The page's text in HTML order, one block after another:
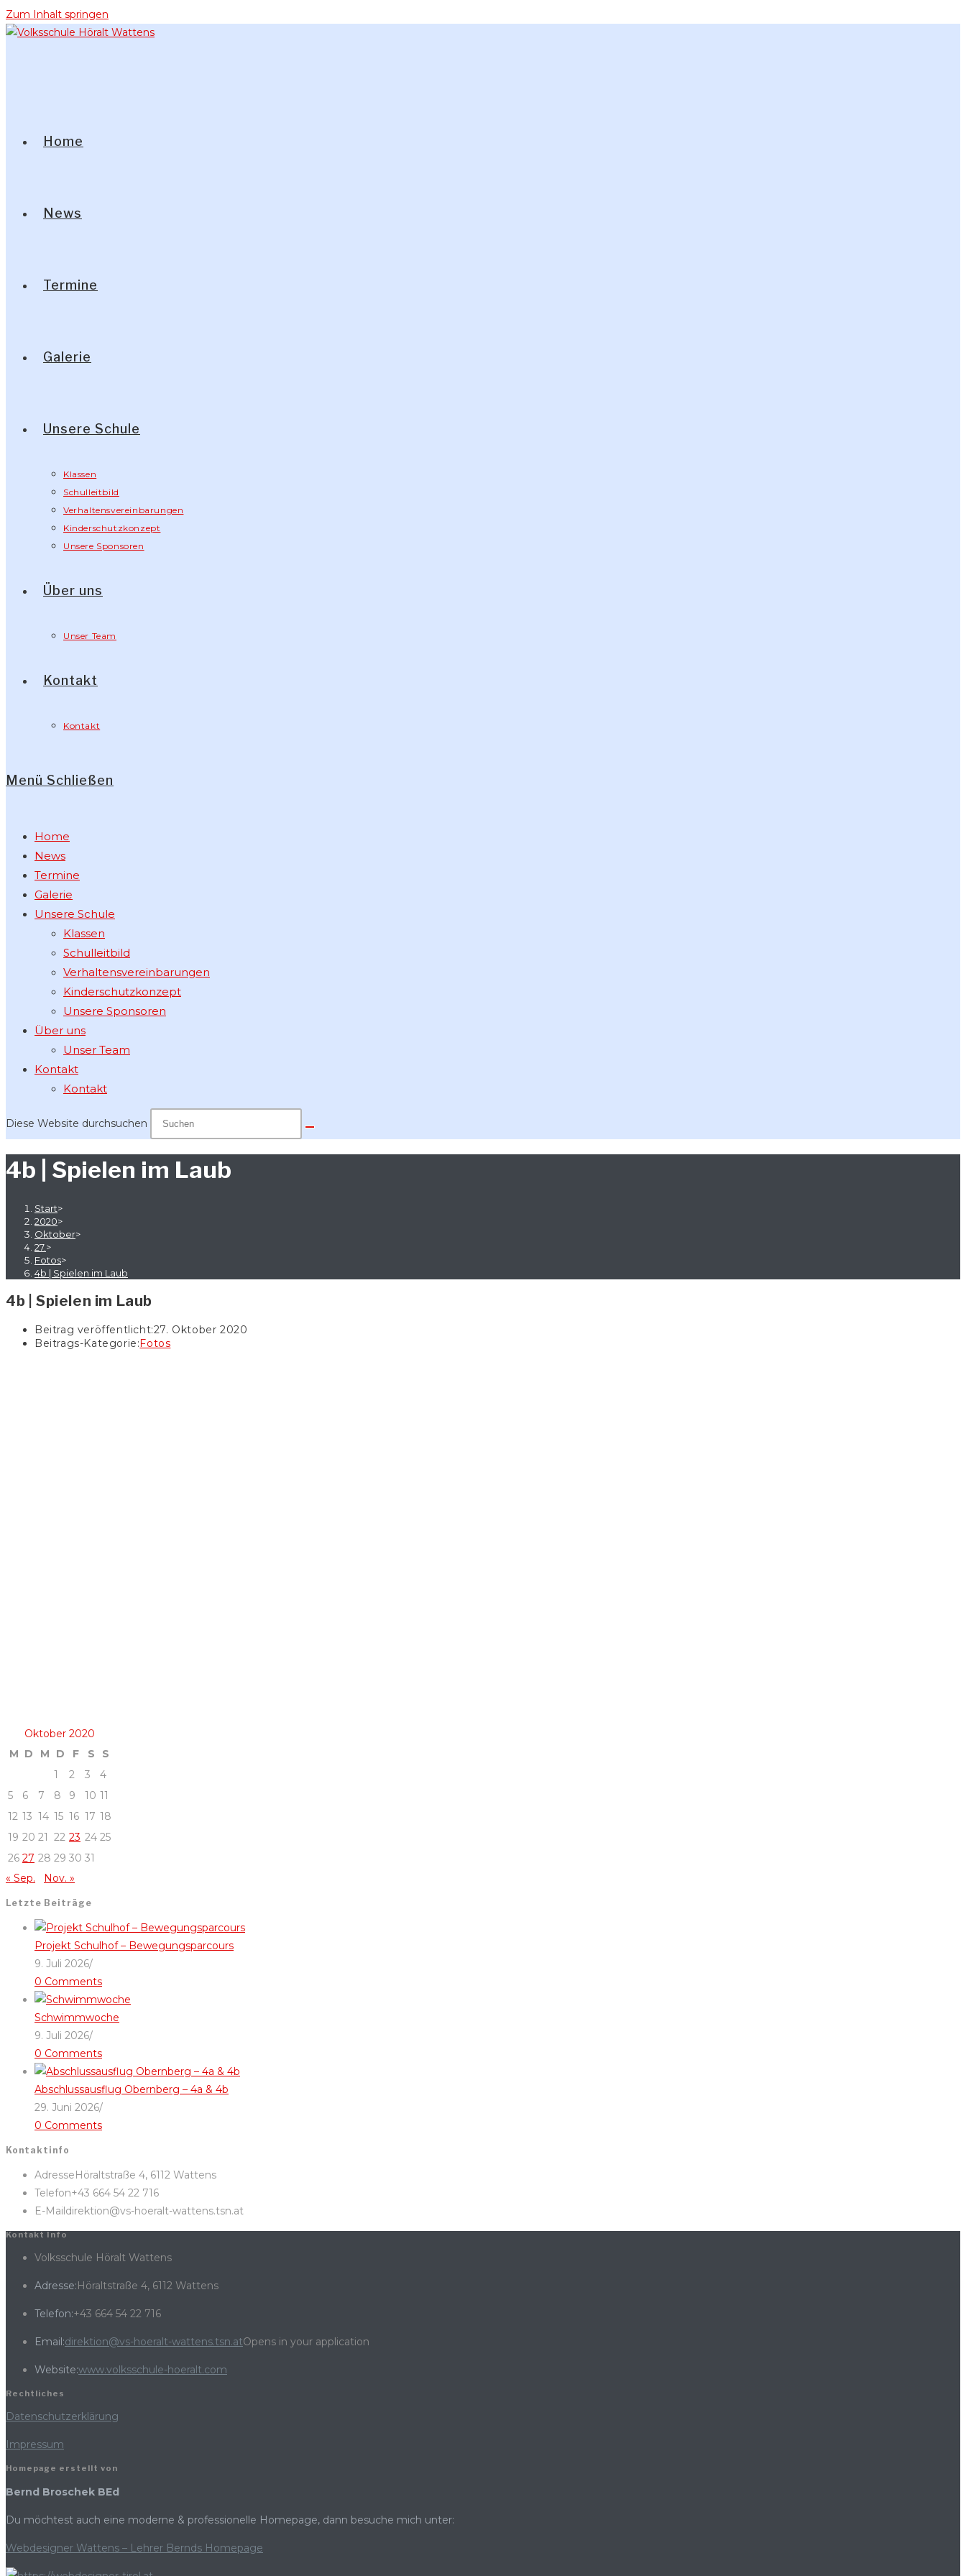
Zum Inhalt springen
Home
News
Termine
Galerie
Unsere Schule
Klassen
Schulleitbild
Verhaltensvereinbarungen
Kinderschutzkonzept
Unsere Sponsoren
Über uns
Unser Team
Kontakt
Kontakt
Menü Schließen
Home
News
Termine
Galerie
Unsere Schule
Klassen
Schulleitbild
Verhaltensvereinbarungen
Kinderschutzkonzept
Unsere Sponsoren
Über uns
Unser Team
Kontakt
Kontakt
Diese Website durchsuchen
4b | Spielen im Laub
Start>
2020>
Oktober>
27.>
Fotos>
4b | Spielen im Laub
4b | Spielen im Laub
Beitrag veröffentlicht:27. Oktober 2020
Beitrags-Kategorie:Fotos
Oktober 2020
M D M D F S
S
1
2 3
4
5
6 7 8 9 10 11
12 13 14 15 16 17 18
19 20 21 22 23 24 25
26 27 28 29 30 31
« Sep.
Nov. »
Letzte Beiträge
Projekt Schulhof – Bewegungsparcours
9. Juli 2026/
0 Comments
Schwimmwoche
9. Juli 2026/
0 Comments
Abschlussausflug Obernberg – 4a & 4b
29. Juni 2026/
0 Comments
Kontaktinfo
AdresseHöraltstraße 4, 6112 Wattens
Telefon+43 664 54 22 716
E-Maildirektion@vs-hoeralt-wattens.tsn.at
Kontakt Info
Volksschule Höralt Wattens
Adresse:Höraltstraße 4, 6112 Wattens
Telefon:+43 664 54 22 716
Email:direktion@vs-hoeralt-wattens.tsn.atOpens in your application
Website:www.volksschule-hoeralt.com
Rechtliches
Datenschutzerklärung
Impressum
Homepage erstellt von
Bernd Broschek BEd
Du möchtest auch eine moderne & professionelle Homepage, dann besuche mich unter:
Webdesigner Wattens – Lehrer Bernds Homepage